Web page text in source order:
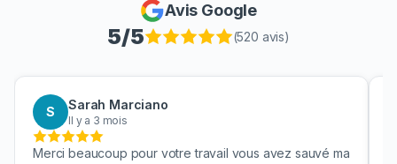
Avis Google
5/5 (520 avis)
Marciano
3 mois
pour votre travail vous avez sauvé ma
Bravo pour